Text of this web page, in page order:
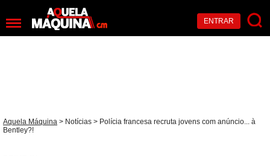
ENTRAR
Aquela Máquina > Notícias > Polícia francesa recruta jovens com anúncio... à
Bentley?!